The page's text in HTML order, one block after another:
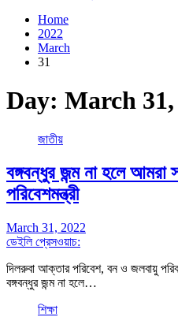
Home
2022
March
31
Day: March 31,
জাতীয়
বঙ্গবন্ধুর জন্ম না হলে আমরা
পরিবেশমন্ত্রী
March 31, 2022
ডেইলি প্রেসওয়াচ:
দিলরুবা আক্তার পরিবেশ, বন ও জলবায়ু
বঙ্গবন্ধুর জন্ম না হলে…
শিক্ষা